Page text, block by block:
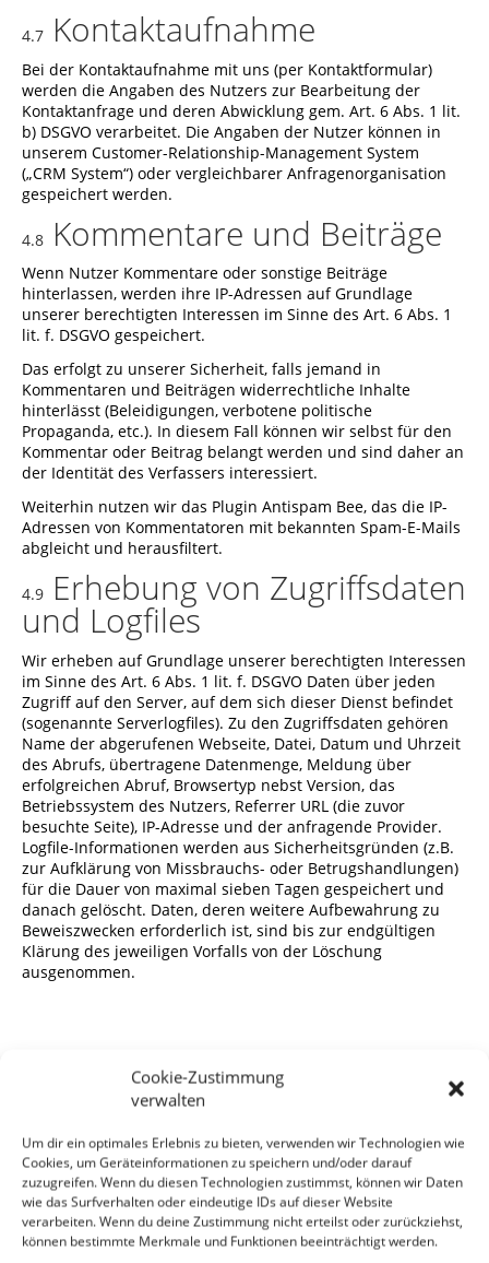
Cookie-Zustimmung
verwalten
Um dir ein optimales Erlebnis zu bieten, verwenden wir Technologien wie
Cookies, um Geräteinformationen zu speichern und/oder darauf
zuzugreifen. Wenn du diesen Technologien zustimmst, können wir Daten
wie das Surfverhalten oder eindeutige IDs auf dieser Website
verarbeiten. Wenn du deine Zustimmung nicht erteilst oder zurückziehst,
können bestimmte Merkmale und Funktionen beeinträchtigt werden.
4.7 Kontaktaufnahme
Bei der Kontaktaufnahme mit uns (per Kontaktformular)
werden die Angaben des Nutzers zur Bearbeitung der
Kontaktanfrage und deren Abwicklung gem. Art. 6 Abs. 1 lit.
b) DSGVO verarbeitet. Die Angaben der Nutzer können in
unserem Customer-Relationship-Management System
(„CRM System“) oder vergleichbarer Anfragenorganisation
gespeichert werden.
4.8 Kommentare und Beiträge
Wenn Nutzer Kommentare oder sonstige Beiträge
hinterlassen, werden ihre IP-Adressen auf Grundlage
unserer berechtigten Interessen im Sinne des Art. 6 Abs. 1
lit. f. DSGVO gespeichert.
Das erfolgt zu unserer Sicherheit, falls jemand in
Kommentaren und Beiträgen widerrechtliche Inhalte
hinterlässt (Beleidigungen, verbotene politische
Propaganda, etc.). In diesem Fall können wir selbst für den
Kommentar oder Beitrag belangt werden und sind daher an
der Identität des Verfassers interessiert.
Weiterhin nutzen wir das Plugin Antispam Bee, das die IP-
Adressen von Kommentatoren mit bekannten Spam-E-Mails
abgleicht und herausfiltert.
4.9 Erhebung von Zugriffsdaten
und Logfiles
Wir erheben auf Grundlage unserer berechtigten Interessen
im Sinne des Art. 6 Abs. 1 lit. f. DSGVO Daten über jeden
Zugriff auf den Server, auf dem sich dieser Dienst befindet
(sogenannte Serverlogfiles). Zu den Zugriffsdaten gehören
Name der abgerufenen Webseite, Datei, Datum und Uhrzeit
des Abrufs, übertragene Datenmenge, Meldung über
erfolgreichen Abruf, Browsertyp nebst Version, das
Betriebssystem des Nutzers, Referrer URL (die zuvor
besuchte Seite), IP-Adresse und der anfragende Provider.
Logfile-Informationen werden aus Sicherheitsgründen (z.B.
zur Aufklärung von Missbrauchs- oder Betrugshandlungen)
für die Dauer von maximal sieben Tagen gespeichert und
danach gelöscht. Daten, deren weitere Aufbewahrung zu
Beweiszwecken erforderlich ist, sind bis zur endgültigen
Klärung des jeweiligen Vorfalls von der Löschung
ausgenommen.
5.1Erklärung
Cookies sind Informationen, die von unserem Webserver
oder Webservern Dritter an die Web-Browser der Nutzer
übertragen und dort für einen späteren Abruf gespeichert
werden. Bei Cookies kann es sich um kleine Dateien oder